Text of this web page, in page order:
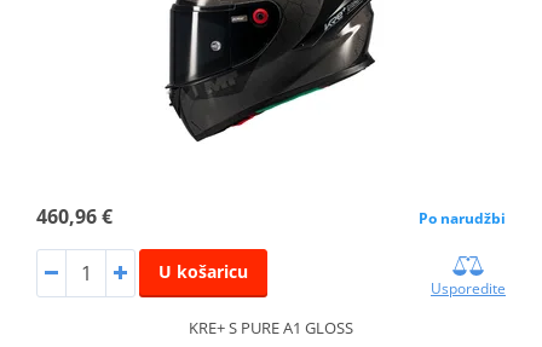
460,96 € Po narudžbi
U košaricu
Usporedite
KRE+ S PURE A1 GLOSS